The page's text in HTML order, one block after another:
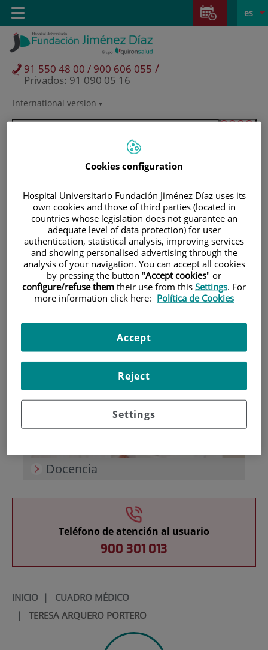
Saltar al contenido
Saltar
contenido
Selector
activo
es
International version
91 550 48 00 / 900 606 055 /
Privados: 91 090 05 16
Toggle
navigation
Pacientes y visitantes
Investigación
Docencia
Teléfono de atención al usuario
900 301 013
INICIO| CUADRO MÉDICO
| TERESA ARQUERO PORTERO
Cookies configuration
Hospital Universitario Fundación Jiménez Díaz uses its
own cookies and those of third parties (located in
countries whose legislation does not guarantee an
adequate level of data protection) for user
authentication, statistical analysis, improving services
and showing personalised advertising through the
analysis of your navigation. You can accept all cookies
by pressing the button "Accept cookies" or
configure/refuse them their use from this Settings. For
more information click here: Política de Cookies
Settings
Reject
Accept